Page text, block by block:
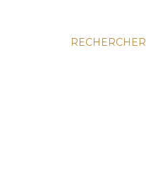
RECHERCHER